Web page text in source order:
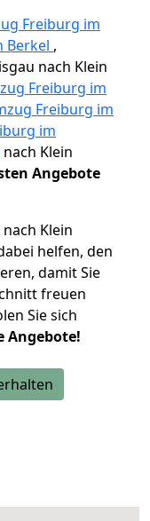
Freiburg im
Berkel ,
nach Klein
Freiburg im
Freiburg im
im
nach Klein
Angebote
Klein
helfen, den
damit Sie
freuen
Sie sich
Angebote!